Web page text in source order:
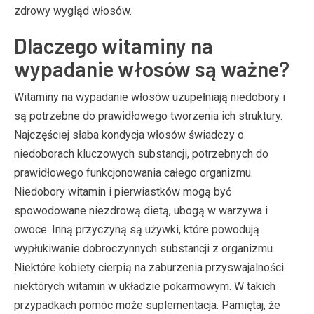
zdrowy wygląd włosów.
Dlaczego witaminy na
wypadanie włosów są ważne?
Witaminy na wypadanie włosów uzupełniają niedobory i
są potrzebne do prawidłowego tworzenia ich struktury.
Najczęściej słaba kondycja włosów świadczy o
niedoborach kluczowych substancji, potrzebnych do
prawidłowego funkcjonowania całego organizmu.
Niedobory witamin i pierwiastków mogą być
spowodowane niezdrową dietą, ubogą w warzywa i
owoce. Inną przyczyną są używki, które powodują
wypłukiwanie dobroczynnych substancji z organizmu.
Niektóre kobiety cierpią na zaburzenia przyswajalności
niektórych witamin w układzie pokarmowym. W takich
przypadkach pomóc może suplementacja. Pamiętaj, że